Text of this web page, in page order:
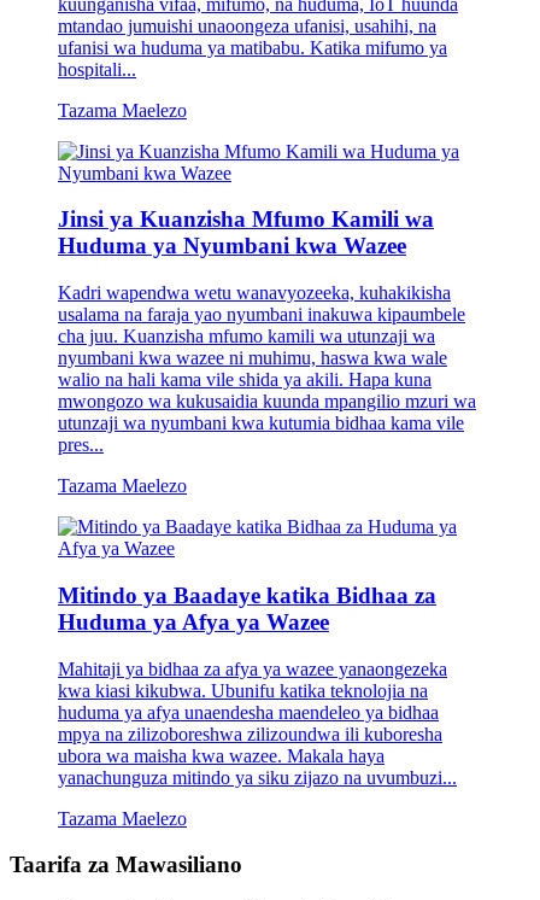
mtandao jumuishi unaoongeza ufanisi, usahihi, na
ufanisi wa huduma ya matibabu. Katika mifumo ya
hospitali...
Tazama Maelezo
Jinsi ya Kuanzisha Mfumo Kamili wa
Huduma ya Nyumbani kwa Wazee
Kadri wapendwa wetu wanavyozeeka, kuhakikisha
usalama na faraja yao nyumbani inakuwa kipaumbele
cha juu. Kuanzisha mfumo kamili wa utunzaji wa
nyumbani kwa wazee ni muhimu, haswa kwa wale
walio na hali kama vile shida ya akili. Hapa kuna
mwongozo wa kukusaidia kuunda mpangilio mzuri wa
utunzaji wa nyumbani kwa kutumia bidhaa kama vile
pres...
Tazama Maelezo
Mitindo ya Baadaye katika Bidhaa za
Huduma ya Afya ya Wazee
Mahitaji ya bidhaa za afya ya wazee yanaongezeka
kwa kiasi kikubwa. Ubunifu katika teknolojia na
huduma ya afya unaendesha maendeleo ya bidhaa
mpya na zilizoboreshwa zilizoundwa ili kuboresha
ubora wa maisha kwa wazee. Makala haya
yanachunguza mitindo ya siku zijazo na uvumbuzi...
Tazama Maelezo
Taarifa za Mawasiliano